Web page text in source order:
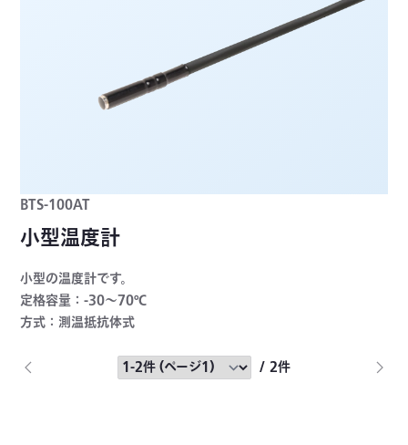
BTS-100AT
小型温度計
小型の温度計です。
定格容量：-30～70℃
方式：測温抵抗体式
/ 2件